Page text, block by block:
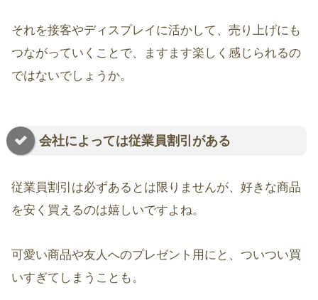
それを接客やディスプレイに活かして、売り上げにも
つながっていくことで、ますます楽しく感じられるの
ではないでしょうか。
会社によっては従業員割引がある
従業員割引は必ずあるとは限りませんが、好きな商品
を安く買えるのは嬉しいですよね。
可愛い商品や友人へのプレゼント用にと、ついつい買
いすぎてしまうことも。